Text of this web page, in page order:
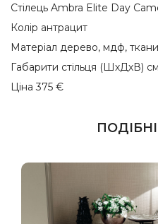
Cтілець Ambra Elite Day
Колір антрацит
Матеріал дерево, мдф,
Габарити стільця (ШхДхВ)
Ціна 375 €